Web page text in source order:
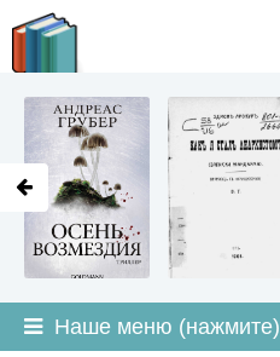
Наше меню (нажмите)
LITMIR.ORG